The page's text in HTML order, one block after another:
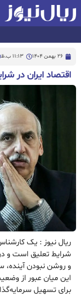
26 بهمن 1404 11:13 ب.ظ
اقتصاد ایران در
ریال نیوز : یک
شرایط تعلیق است و
و روشن نبودن آینده،
این میان عبور از
برای تسهیل